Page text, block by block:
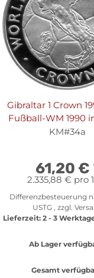
Gibraltar 1 Crown
Fußball-WM 1990
"Landkarte und
KM#34a
61,20 €
2.335,88 € pro
Differenzbesteuerung
USTG , zzgl.
Lieferzeit: 2 - 3
Ab Lager
Gesamt